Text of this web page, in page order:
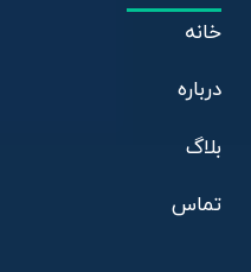
خانه
درباره
بلاگ
تماس